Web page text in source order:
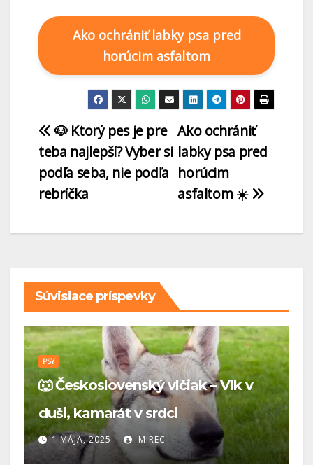
Ako ochrániť labky psa pred
horúcim asfaltom
Ako ochrániť
labky psa pred
horúcim
asfaltom ☀️
🐶 Ktorý pes je pre
teba najlepší? Vyber si
podľa seba, nie podľa
rebríčka
Súvisiace príspevky
PSY
🐶 Ktorý pes je pre teba najlepší?
Vyber si podľa seba, nie podľa
rebríčka
22 APRÍLA, 2025 MIREC